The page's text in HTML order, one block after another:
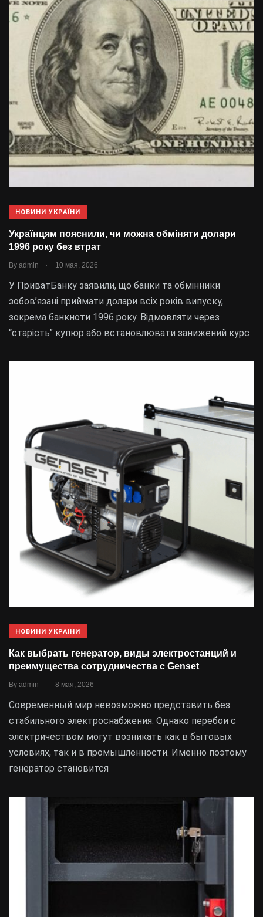
НОВИНИ УКРАЇНИ
Українцям пояснили, чи можна обміняти долари
1996 року без втрат
By admin . 10 мая, 2026
У ПриватБанку заявили, що банки та обмінники
зобов’язані приймати долари всіх років випуску,
зокрема банкноти 1996 року. Відмовляти через
“старість” купюр або встановлювати занижений курс
НОВИНИ УКРАЇНИ
Как выбрать генератор, виды электростанций и
преимущества сотрудничества с Genset
By admin . 8 мая, 2026
Современный мир невозможно представить без
стабильного электроснабжения. Однако перебои с
электричеством могут возникать как в бытовых
условиях, так и в промышленности. Именно поэтому
генератор становится